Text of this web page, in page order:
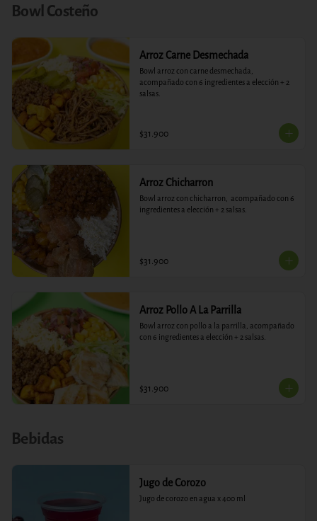
Bowl Costeño
Arroz Carne Desmechada
Bowl arroz con carne desmechada,
acompañado con 6 ingredientes a elección + 2
salsas.
$31.900
Arroz Chicharron
Bowl arroz con chicharron,  acompañado con 6
ingredientes a elección + 2 salsas.
$31.900
Arroz Pollo A La Parrilla
Bowl arroz con pollo a la parrilla, acompañado
con 6 ingredientes a elección + 2 salsas.
$31.900
Bebidas
Jugo de Corozo
Jugo de corozo en agua x 400 ml